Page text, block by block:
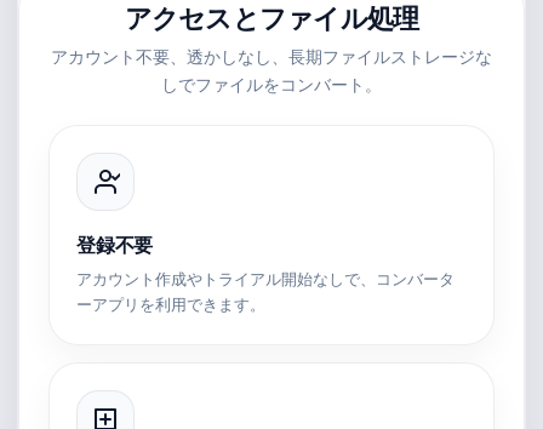
アクセスとファイル処理
アカウント不要、透かしなし、長期ファイルストレージな
しでファイルをコンバート。
登録不要
アカウント作成やトライアル開始なしで、コンバータ
ーアプリを利用できます。